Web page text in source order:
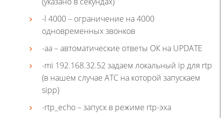
-l 4000 – ограничение на 4000
одновременных звонков
-aa – автоматические ответы ОК на UPDATE
-mi 192.168.32.52 задаем локальный ip для rtp
(в нашем случае АТС на которой запускаем
sipp)
-rtp_echo – запуск в режиме rtp-эха